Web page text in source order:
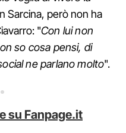
Sarcina, però non ha
"Con lui non
so cosa pensi, di
ne parlano molto".
su Fanpage.it